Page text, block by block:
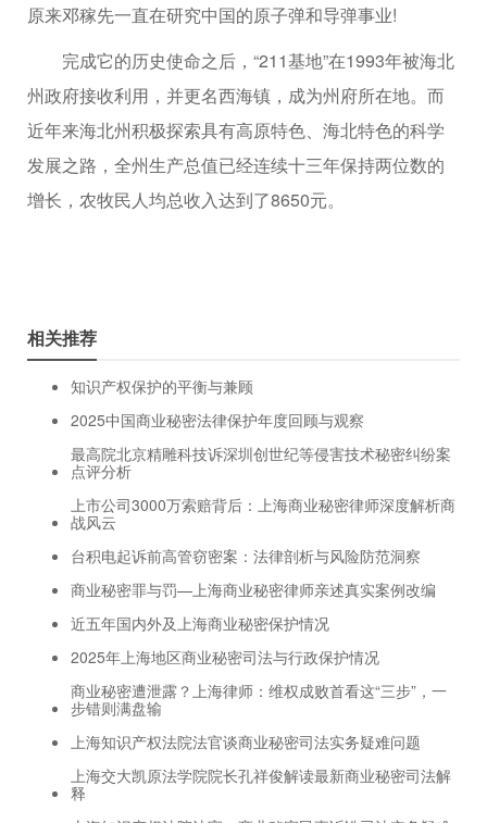
原来邓稼先一直在研究中国的原子弹和导弹事业!
完成它的历史使命之后，“211基地”在1993年被海北
州政府接收利用，并更名西海镇，成为州府所在地。而
近年来海北州积极探索具有高原特色、海北特色的科学
发展之路，全州生产总值已经连续十三年保持两位数的
增长，农牧民人均总收入达到了8650元。
相关推荐
知识产权保护的平衡与兼顾
2025中国商业秘密法律保护年度回顾与观察
最高院北京精雕科技诉深圳创世纪等侵害技术秘密纠纷案
点评分析
上市公司3000万索赔背后：上海商业秘密律师深度解析商
战风云
台积电起诉前高管窃密案：法律剖析与风险防范洞察
商业秘密罪与罚—上海商业秘密律师亲述真实案例改编
近五年国内外及上海商业秘密保护情况
2025年上海地区商业秘密司法与行政保护情况
商业秘密遭泄露？上海律师：维权成败首看这“三步”，一
步错则满盘输
上海知识产权法院法官谈商业秘密司法实务疑难问题
上海交大凯原法学院院长孔祥俊解读最新商业秘密司法解
释